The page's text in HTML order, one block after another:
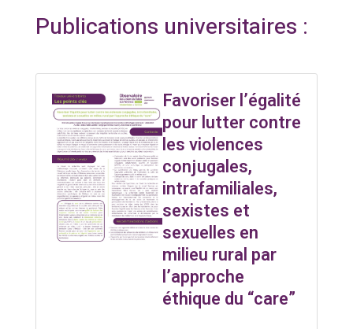
Publications universitaires :
Favoriser l’égalité
pour lutter contre
les violences
conjugales,
intrafamiliales,
sexistes et
sexuelles en
milieu rural par
l’approche
éthique du “care”